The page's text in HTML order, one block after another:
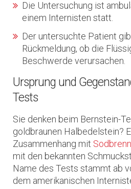
Die Untersuchung ist
einem Internisten statt.
Der untersuchte Patient
Rückmeldung, ob die
Beschwerde verursachen.
Ursprung und
Tests
Sie denken beim Bernstein-
goldbraunen Halbedelstein?
Zusammenhang mit
mit den bekannten
Name des Tests stammt ab
dem amerikanischen